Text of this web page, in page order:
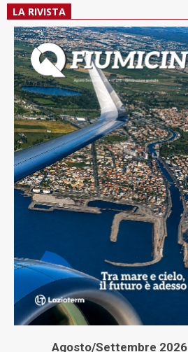
LA RIVISTA
Agosto/Settembre 2026